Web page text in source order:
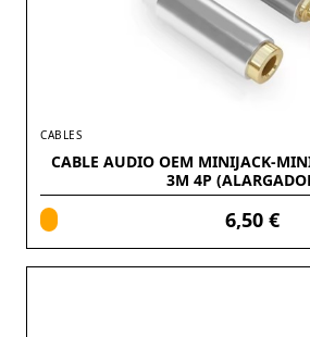
CABLES
CABLE AUDIO OEM MINIJACK-
3M 4P
6,50 €